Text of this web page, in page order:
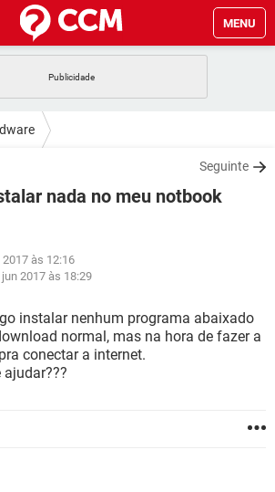
MENU
GMAIL
WHATSAPP
FACEBOOK
GMAIL
FACEBOOK
EXCEL
Seguinte
nada no meu notbook
2017 às 12:16
jun 2017 às 18:29
instalar nenhum programa abaixado
normal, mas na hora de fazer a
conectar a internet.